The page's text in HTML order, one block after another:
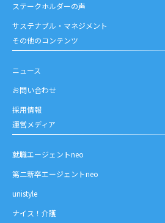
ステークホルダーの声
サステナブル・マネジメント
その他のコンテンツ
ニュース
お問い合わせ
採用情報
運営メディア
就職エージェントneo
第二新卒エージェントneo
unistyle
ナイス！介護